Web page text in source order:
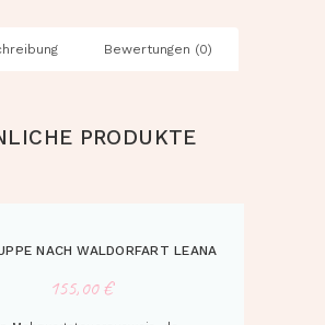
Bewertungen (0)
PRODUKTE
NACH WALDORFART LEANA
155,00€